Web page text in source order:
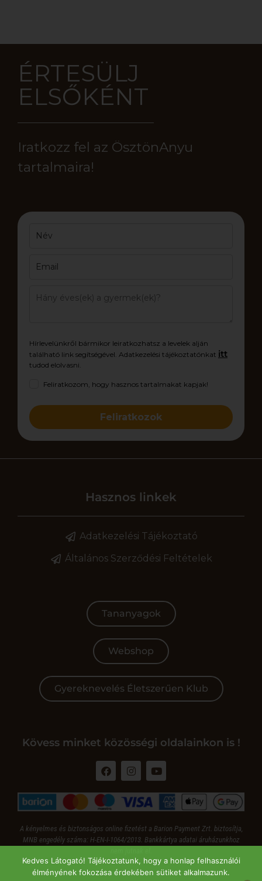
ÉRTESÜLJ
ELSŐKÉNT
Iratkozz fel az ÖsztönAnyu
tartalmaira!
Hírlevelünkről bármikor leiratkozhatsz a levelek alján
található link segítségével. Adatkezelési tájékoztatónkat itt
tudod elolvasni.
Feliratkozom, hogy hasznos tartalmakat kapjak!
Feliratkozok
Hasznos linkek
Adatkezelési Tájékoztató
Általános Szerződési Feltételek
Tananyagok
Webshop
Gyereknevelés Életszerűen Klub
Kövess minket közösségi oldalainkon is !
A kényelmes és biztonságos online fizetést a Barion Payment Zrt. biztosítja,
MNB engedély száma: H-EN-I-1064/2013. Bankkártya adatai áruházunkhoz
Kedves Látogató! Tájékoztatunk, hogy a honlap felhasználói
élményének fokozása érdekében sütiket alkalmazunk.